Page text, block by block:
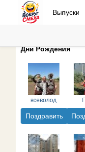
Выпуски
Дни Рождения
всеволод
Поздравить